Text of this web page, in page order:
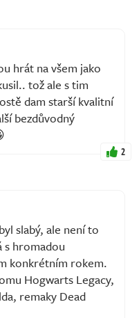
hrát na všem jako
tož ale s tim
dam starší kvalitní
bezdůvodný
2
slabý, ale není to
hromadou
konkrétním rokem.
Hogwarts Legacy,
remaky Dead